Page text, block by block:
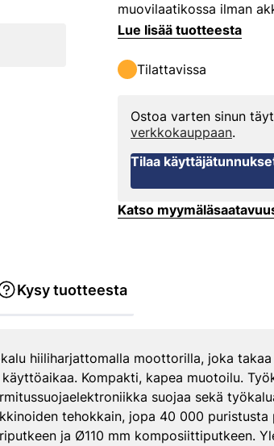
muovilaatikossa ilman
Lue lisää tuotteesta
Tilattavissa
Ostoa varten sinun
verkkokauppaan.
Tilaa
Katso
Kysy tuotteesta
hiiliharjattomalla moottorilla, joka takaa
Kompakti, kapea muotoilu.
suojaa sekä
tehokkain, jopa 40 000
ja Ø110 mm komposiittiputkeen.